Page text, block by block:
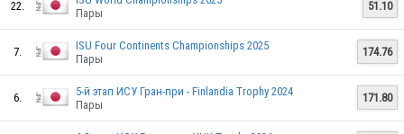
22.
Пары
51.10
7.
ISU Four Continents Championships 2025
Пары
174.76
6.
5-й этап ИСУ Гран-при - Finlandia Trophy 2024
Пары
171.80